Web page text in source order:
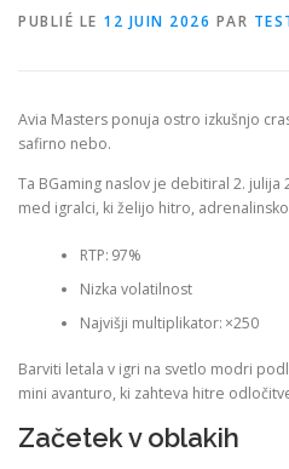
PUBLIÉ LE 12 JUIN 2026 PAR
Avia Masters ponuja ostro izkušnjo
safirno nebo.
Ta BGaming naslov je debitiral 2.
med igralci, ki želijo hitro,
RTP: 97%
Nizka volatilnost
Najvišji multiplikator: ×250
Barviti letala v igri na svetlo modri
mini avanturo, ki zahteva hitre
Začetek v oblakih